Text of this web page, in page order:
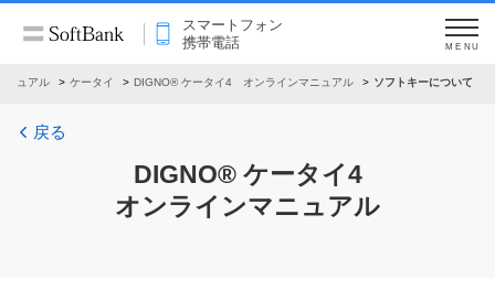
スマートフォン
携帯電話
MENU
ニュアル ケータイ DIGNO® ケータイ4 オンラインマニュアル ソフトキーについて
戻る
DIGNO® ケータイ4
オンラインマニュアル